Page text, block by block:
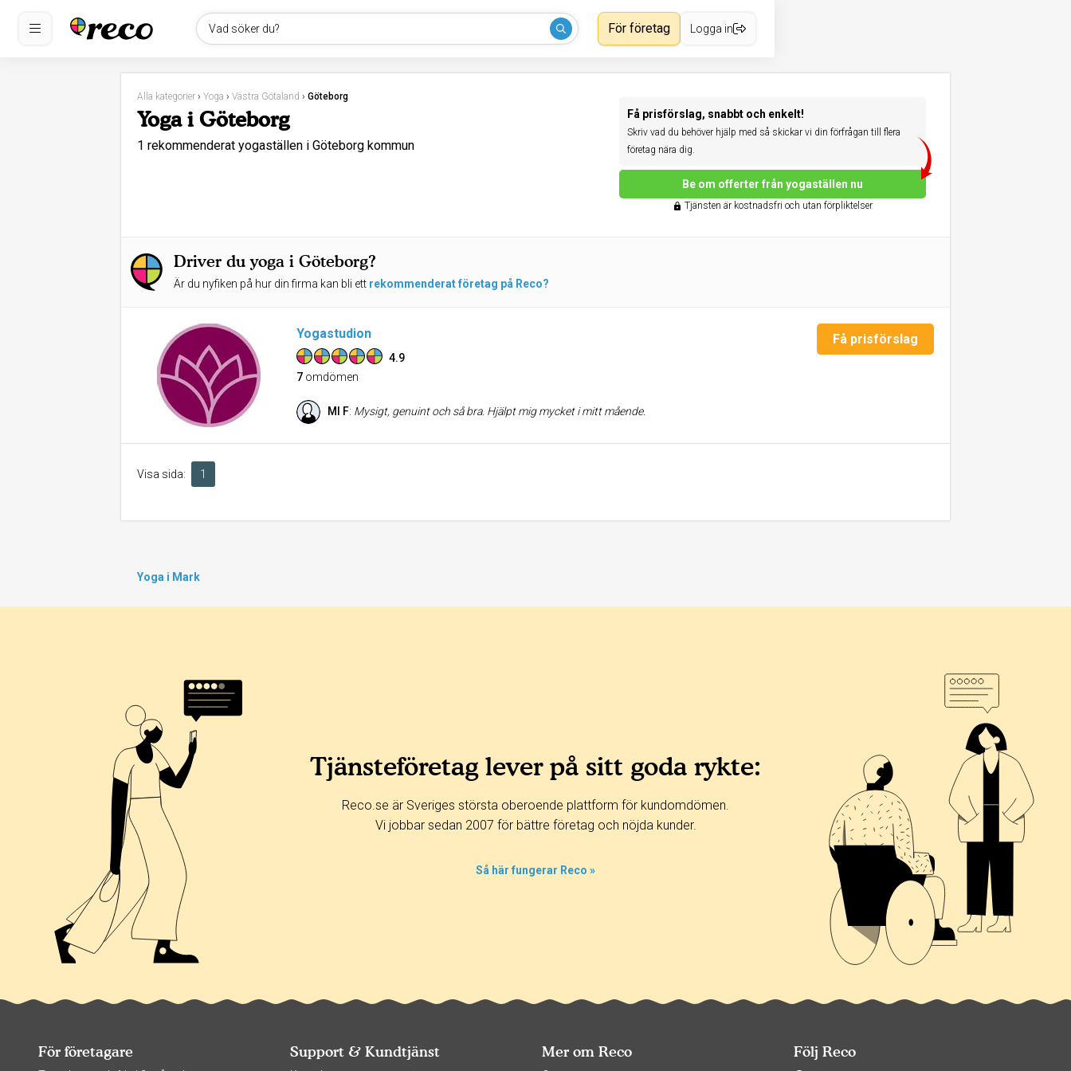
Vad söker du? För företag Logga in
Alla kategorier › Yoga › Västra Götaland › Göteborg
Yoga i Göteborg
1 rekommenderat yogaställen i Göteborg kommun
Få prisförslag, snabbt och enkelt!
Skriv vad du behöver hjälp med så skickar vi din förfrågan till flera
företag nära dig.
Be om offerter från yogaställen nu
Tjänsten är kostnadsfri och utan förpliktelser
Driver du yoga i Göteborg?
Är du nyfiken på hur din firma kan bli ett rekommenderat företag på Reco?
Yogastudion
4.9
7 omdömen
Få prisförslag
Ml F: Mysigt, genuint och så bra. Hjälpt mig mycket i mitt mående.
Visa sida: 1
Yoga i Mark
Tjänsteföretag lever på sitt goda rykte:
Reco.se är Sveriges största oberoende plattform för kundomdömen.
Vi jobbar sedan 2007 för bättre företag och nöjda kunder.
Så här fungerar Reco »
För företagare Support & Kundtjänst Mer om Reco Följ Reco